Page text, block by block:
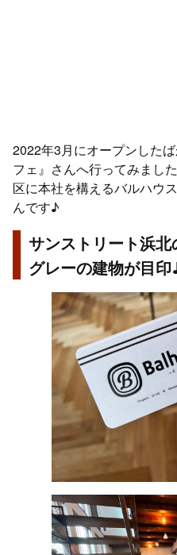
2022年3月にオープンした
フェ』さんへ行ってみまし
区に本社を構えるバルハウ
んです♪
サンストリート浜
グレーの建物が目印